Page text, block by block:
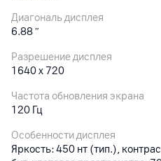
Диагональ дисплея
6.88″
Разрешение дисплея
1640 x 720
Частота обновления экрана
120 Гц
Особенности дисплея
Яркость: 450 нт (тип.),